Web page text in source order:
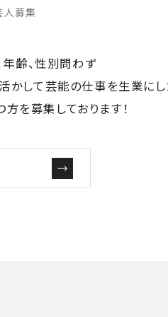
人募集
齢、性別問わず
かして芸能の仕事を生業にし
を募集しております！